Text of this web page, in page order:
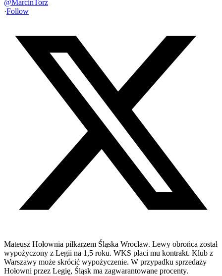
@MarcinTorz
·Follow
Mateusz Hołownia piłkarzem Śląska Wrocław. Lewy obrońca został
wypożyczony z Legii na 1,5 roku. WKS płaci mu kontrakt. Klub z
Warszawy może skrócić wypożyczenie. W przypadku sprzedaży
Hołowni przez Legię, Śląsk ma zagwarantowane procenty.